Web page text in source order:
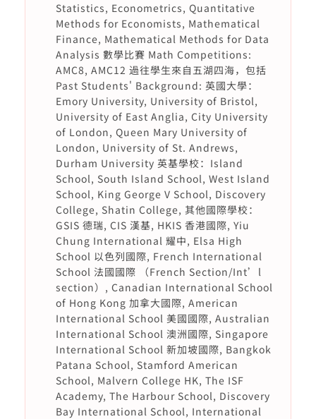
Statistics, Econometrics, Quantitative
Methods for Economists, Mathematical
Finance, Mathematical Methods for Data
Analysis 數學比賽 Math Competitions:
AMC8, AMC12 過往學生來自五湖四海，包括
Past Students' Background: 英國大學：
Emory University, University of Bristol,
University of East Anglia, City University
of London, Queen Mary University of
London, University of St. Andrews,
Durham University 英基學校：Island
School, South Island School, West Island
School, King George V School, Discovery
College, Shatin College, 其他國際學校：
GSIS 德瑞, CIS 漢基, HKIS 香港國際, Yiu
Chung International 耀中, Elsa High
School 以色列國際, French International
School 法國國際 （French Section/Int’l
section）, Canadian International School
of Hong Kong 加拿大國際, American
International School 美國國際, Australian
International School 澳洲國際, Singapore
International School 新加坡國際, Bangkok
Patana School, Stamford American
School, Malvern College HK, The ISF
Academy, The Harbour School, Discovery
Bay International School, International